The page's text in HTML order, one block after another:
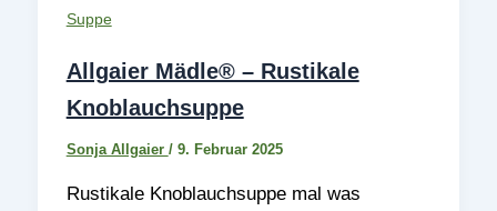
Suppe
Allgaier Mädle® – Rustikale
Knoblauchsuppe
Sonja Allgaier / 9. Februar 2025
Rustikale Knoblauchsuppe mal was